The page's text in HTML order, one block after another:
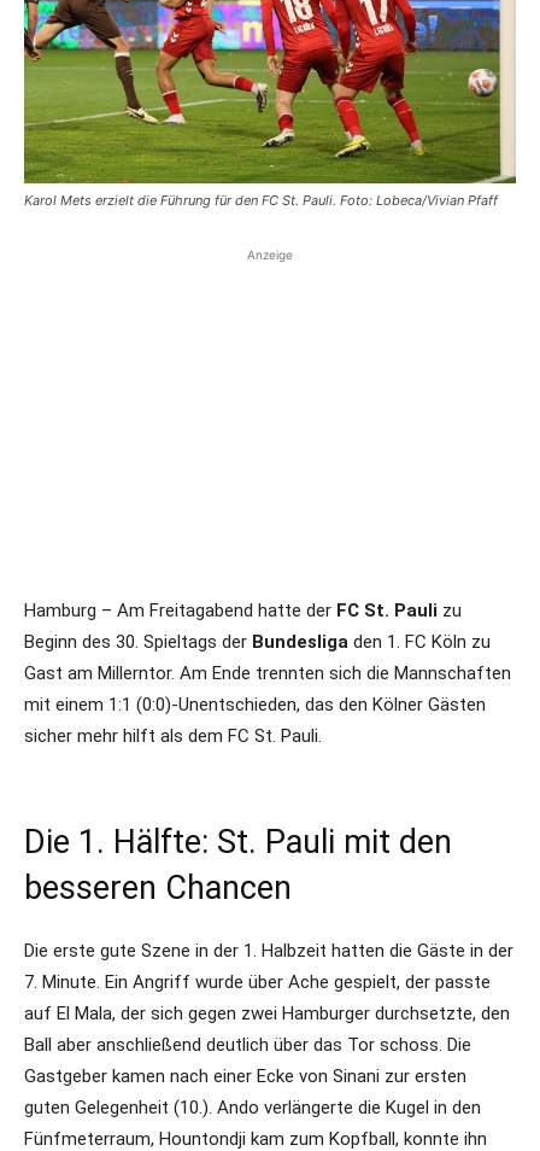
Karol Mets erzielt die Führung für den FC St. Pauli. Foto: Lobeca/Vivian Pfaff
Anzeige
Hamburg – Am Freitagabend hatte der FC St. Pauli zu
Beginn des 30. Spieltags der Bundesliga den 1. FC Köln zu
Gast am Millerntor. Am Ende trennten sich die Mannschaften
mit einem 1:1 (0:0)-Unentschieden, das den Kölner Gästen
sicher mehr hilft als dem FC St. Pauli.
Die 1. Hälfte: St. Pauli mit den
besseren Chancen
Die erste gute Szene in der 1. Halbzeit hatten die Gäste in der
7. Minute. Ein Angriff wurde über Ache gespielt, der passte
auf El Mala, der sich gegen zwei Hamburger durchsetzte, den
Ball aber anschließend deutlich über das Tor schoss. Die
Gastgeber kamen nach einer Ecke von Sinani zur ersten
guten Gelegenheit (10.). Ando verlängerte die Kugel in den
Fünfmeterraum, Hountondji kam zum Kopfball, konnte ihn